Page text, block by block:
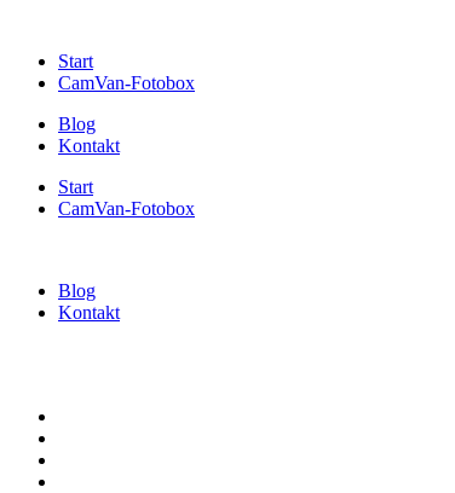
Start
CamVan-Fotobox
Blog
Kontakt
Start
CamVan-Fotobox
Blog
Kontakt